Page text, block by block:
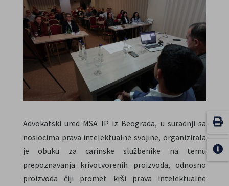
Advokatski ured MSA IP iz Beograda, u suradnji sa
nosiocima prava intelektualne svojine, organizirala
je obuku za carinske službenike na temu
prepoznavanja krivotvorenih proizvoda, odnosno
proizvoda čiji promet krši prava intelektualne